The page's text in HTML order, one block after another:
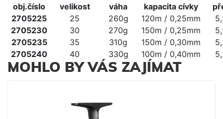
obj.číslo
velikost váha kapacita cívky
2705225
25 260g 120m / 0,25mm
2705230
30 270g 150m / 0,25mm
2705235
35 310g 150m / 0,30mm
2705240
40 330g 100m / 0,40mm
MOHLO BY VÁS ZAJÍMAT